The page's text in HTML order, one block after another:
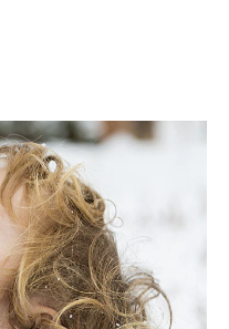
PROMOCIONES
SUSCRÍBASE